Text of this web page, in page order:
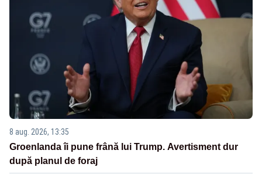
8 aug. 2026, 13:35
Groenlanda îi pune frână lui Trump. Avertisment dur
după planul de foraj